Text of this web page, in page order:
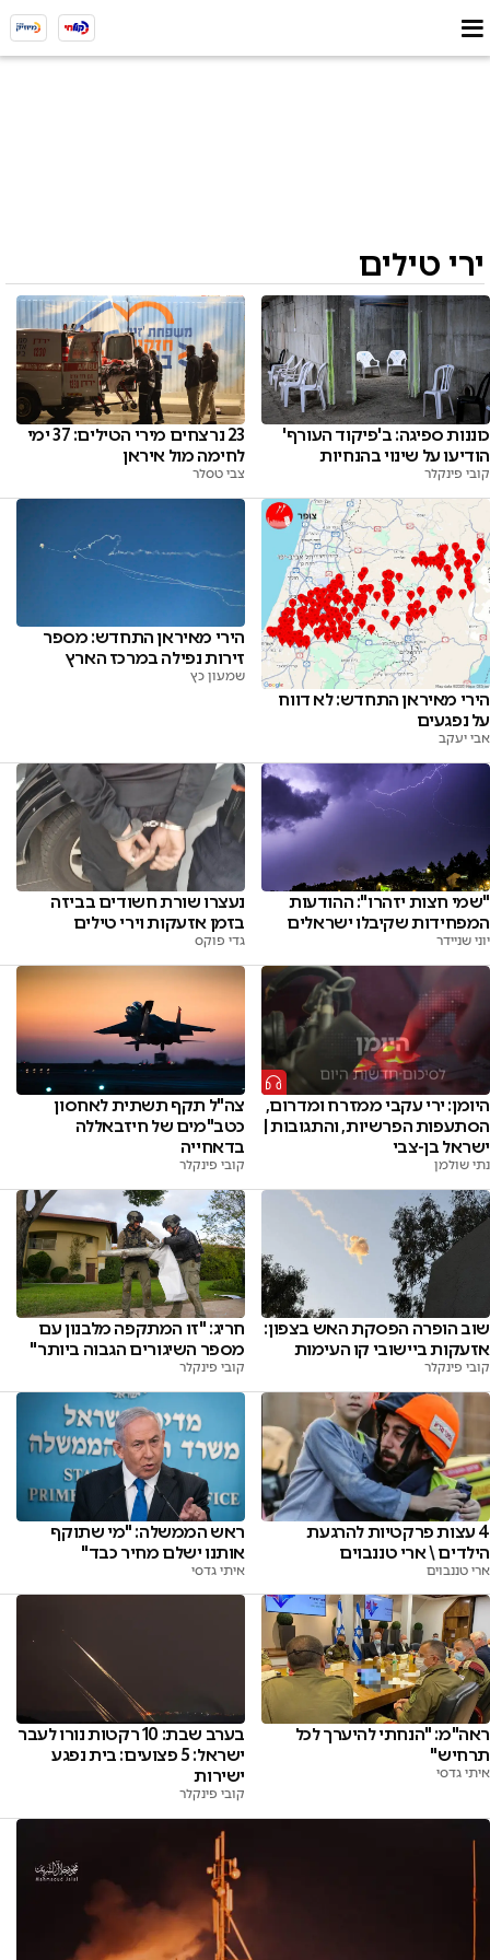
ירי טילים
כוננות ספיגה: ב'פיקוד העורף'
הודיעו על שינוי בהנחיות
קובי פינקלר
23 נרצחים מירי הטילים: 37 ימי
לחימה מול איראן
צבי טסלר
הירי מאיראן התחדש: לא דווח
על נפגעים
אבי יעקב
הירי מאיראן התחדש: מספר
זירות נפילה במרכז הארץ
שמעון כץ
"שמי חצות יזהרו": ההודעות
המפחידות שקיבלו ישראלים
יוני שניידר
נעצרו שורת חשודים בביזה
בזמן אזעקות וירי טילים
גדי פוקס
היומן: ירי עקבי ממזרח ומדרום,
הסתעפות הפרשיות, והתגובות |
ישראל בן-צבי
נתי שולמן
צה"ל תקף תשתית לאחסון
כטב"מים של חיזבאללה
בדאחייה
קובי פינקלר
שוב הופרה הפסקת האש בצפון:
אזעקות ביישובי קו העימות
קובי פינקלר
חריג: "זו המתקפה מלבנון עם
מספר השיגורים הגבוה ביותר"
קובי פינקלר
4 עצות פרקטיות להרגעת
הילדים \ ארי טננבוים
ארי טננבוים
ראש הממשלה: "מי שתוקף
אותנו ישלם מחיר כבד"
איתי גדסי
ראה"מ: "הנחתי להיערך לכל
תרחיש"
איתי גדסי
בערב שבת: 10 רקטות נורו לעבר
ישראל: 5 פצועים: בית נפגע
ישירות
קובי פינקלר